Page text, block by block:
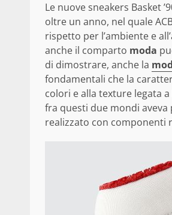
Le nuove sneakers Basket
oltre un anno, nel quale
rispetto per l’ambiente e
anche il comparto moda
di dimostrare, anche la
fondamentali che la
colori e alla texture legata
fra questi due mondi
realizzato con componenti